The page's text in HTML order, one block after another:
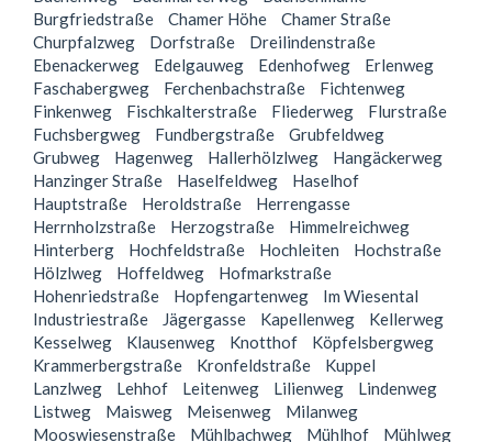
Burgfriedstraße
Chamer Höhe
Chamer Straße
Churpfalzweg
Dorfstraße
Dreilindenstraße
Ebenackerweg
Edelgauweg Edenhofweg
Erlenweg
Faschabergweg
Ferchenbachstraße
Fichtenweg
Finkenweg
Fischkalterstraße Fliederweg
Flurstraße
Fuchsbergweg
Fundbergstraße
Grubfeldweg
Grubweg
Hagenweg Hallerhölzlweg
Hangäckerweg
Hanzinger Straße
Haselfeldweg
Haselhof
Hauptstraße
Heroldstraße
Herrengasse
Herrnholzstraße
Herzogstraße
Himmelreichweg
Hinterberg
Hochfeldstraße Hochleiten
Hochstraße
Hölzlweg
Hoffeldweg
Hofmarkstraße
Hohenriedstraße
Hopfengartenweg
Im Wiesental
Industriestraße
Jägergasse Kapellenweg
Kellerweg
Kesselweg
Klausenweg Knotthof
Köpfelsbergweg
Krammerbergstraße
Kronfeldstraße
Kuppel
Lanzlweg
Lehhof Leitenweg Lilienweg
Lindenweg
Listweg
Maisweg Meisenweg
Milanweg
Mooswiesenstraße
Mühlbachweg Mühlhof Mühlweg